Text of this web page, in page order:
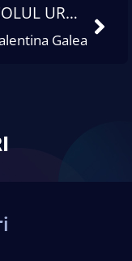
ARTICOLUL URMĂTOR
Galea